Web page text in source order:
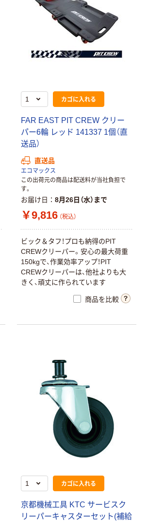
カゴに入れる
FAR EAST PIT CREW クリー
パー6輪 レッド 141337 1個（直
送品）
直送品
エコマックス
この出荷元の商品は配送料が当社負担で
す。
お届け日 8月26日（水）まで
￥9,816 （税込）
ビック＆タフ！プロも納得のPIT
CREWクリーパー。安心の最大荷重
150kgで、作業効率アップ！PIT
CREWクリーパーは、他社よりも大
きく、頑丈に作られています
商品を比較
カゴに入れる
京都機械工具 KTC サービスク
リーパーキャスターセット(補給